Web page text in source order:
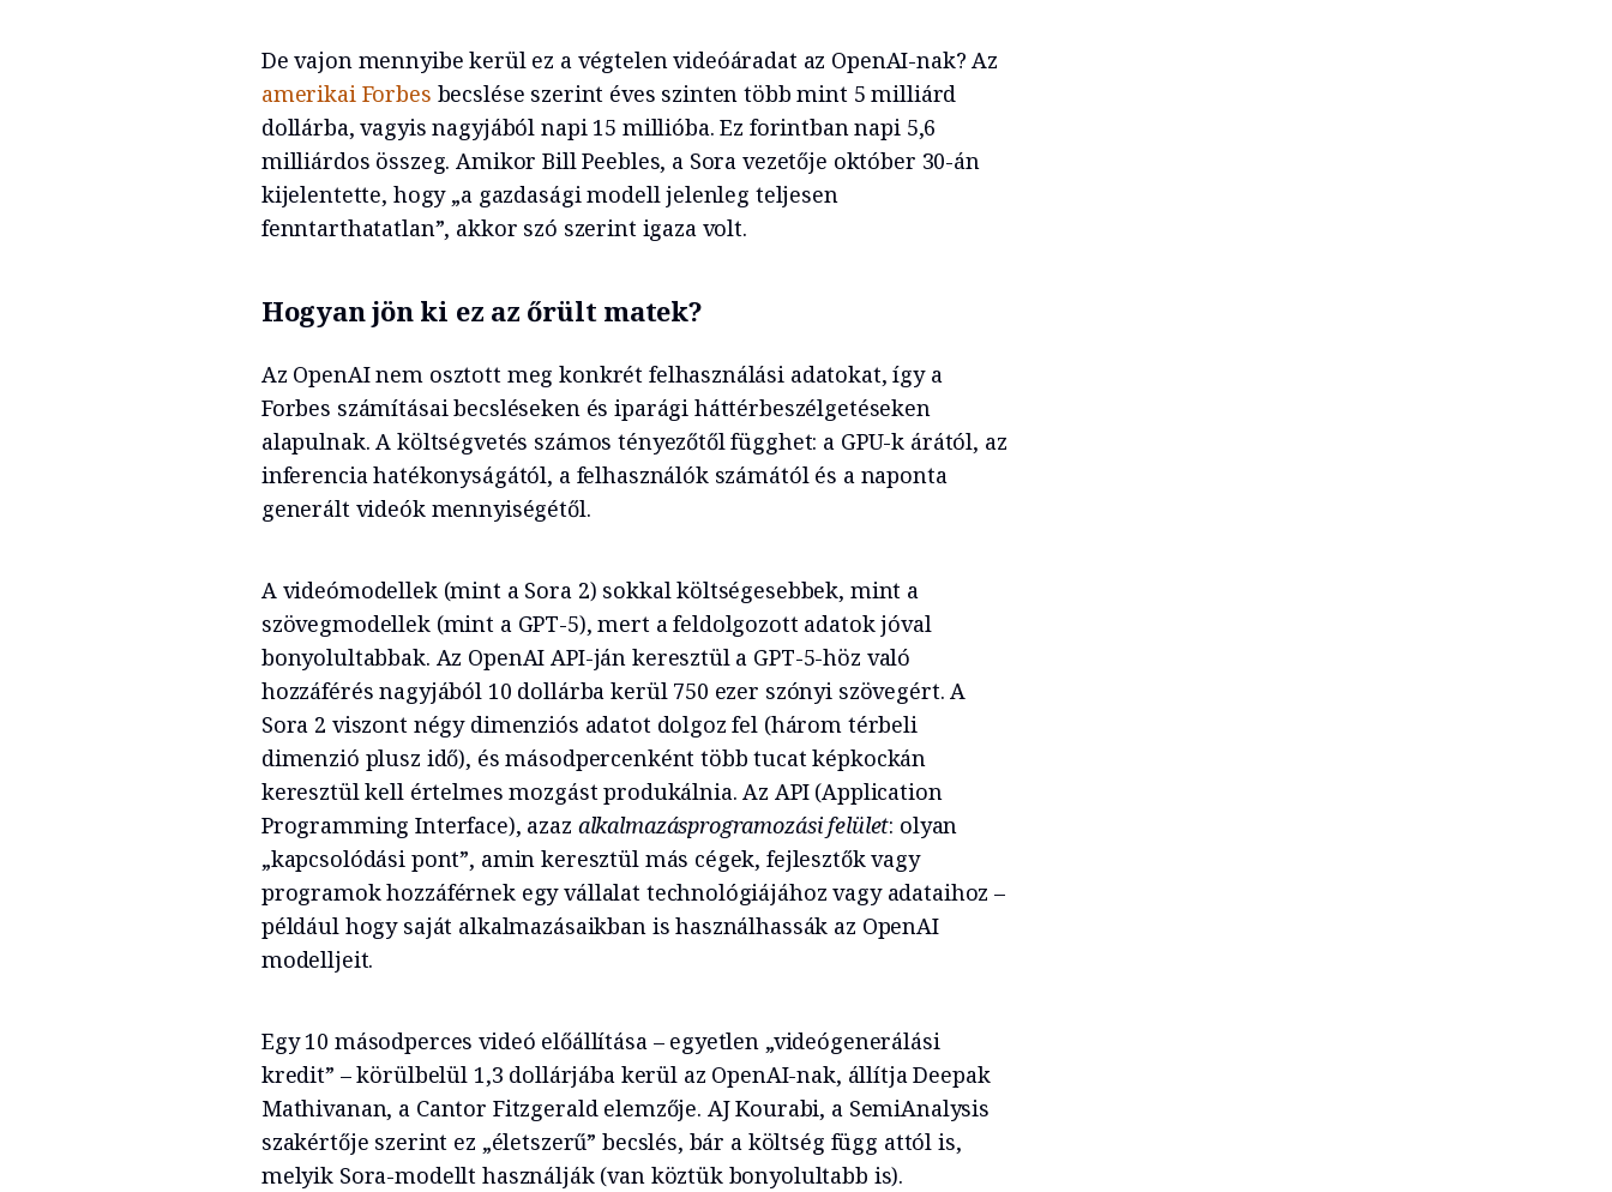
De vajon mennyibe kerül ez a végtelen videóáradat az OpenAI-nak? Az
amerikai Forbes becslése szerint éves szinten több mint 5 milliárd
dollárba, vagyis nagyjából napi 15 millióba. Ez forintban napi 5,6
milliárdos összeg. Amikor Bill Peebles, a Sora vezetője október 30-án
kijelentette, hogy „a gazdasági modell jelenleg teljesen
fenntarthatatlan”, akkor szó szerint igaza volt.
Hogyan jön ki ez az őrült matek?
Az OpenAI nem osztott meg konkrét felhasználási adatokat, így a
Forbes számításai becsléseken és iparági háttérbeszélgetéseken
alapulnak. A költségvetés számos tényezőtől függhet: a GPU-k árától, az
inferencia hatékonyságától, a felhasználók számától és a naponta
generált videók mennyiségétől.
A videómodellek (mint a Sora 2) sokkal költségesebbek, mint a
szövegmodellek (mint a GPT-5), mert a feldolgozott adatok jóval
bonyolultabbak. Az OpenAI API-ján keresztül a GPT-5-höz való
hozzáférés nagyjából 10 dollárba kerül 750 ezer szónyi szövegért. A
Sora 2 viszont négy dimenziós adatot dolgoz fel (három térbeli
dimenzió plusz idő), és másodpercenként több tucat képkockán
keresztül kell értelmes mozgást produkálnia. Az API (Application
Programming Interface), azaz alkalmazásprogramozási felület: olyan
„kapcsolódási pont”, amin keresztül más cégek, fejlesztők vagy
programok hozzáférnek egy vállalat technológiájához vagy adataihoz –
például hogy saját alkalmazásaikban is használhassák az OpenAI
modelljeit.
Egy 10 másodperces videó előállítása – egyetlen „videógenerálási
kredit” – körülbelül 1,3 dollárjába kerül az OpenAI-nak, állítja Deepak
Mathivanan, a Cantor Fitzgerald elemzője. AJ Kourabi, a SemiAnalysis
szakértője szerint ez „életszerű” becslés, bár a költség függ attól is,
melyik Sora-modellt használják (van köztük bonyolultabb is).